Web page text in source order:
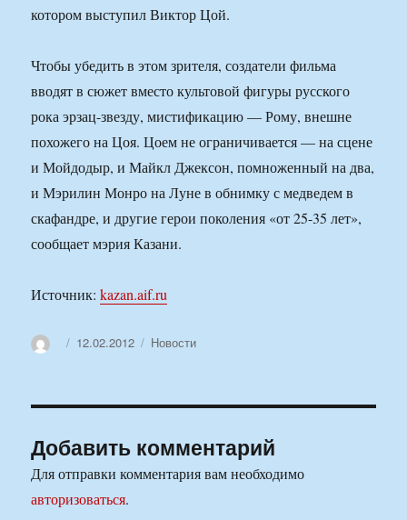
котором выступил Виктор Цой.
Чтобы убедить в этом зрителя, создатели фильма
вводят в сюжет вместо культовой фигуры русского
рока эрзац-звезду, мистификацию — Рому, внешне
похожего на Цоя. Цоем не ограничивается — на сцене
и Мойдодыр, и Майкл Джексон, помноженный на два,
и Мэрилин Монро на Луне в обнимку с медведем в
скафандре, и другие герои поколения «от 25-35 лет»,
сообщает мэрия Казани.
Источник:kazan.aif.ru
АвторОпубликовано
12.02.2012 Рубрики
Новости
Добавить комментарий
Для отправки комментария вам необходимо
авторизоваться.